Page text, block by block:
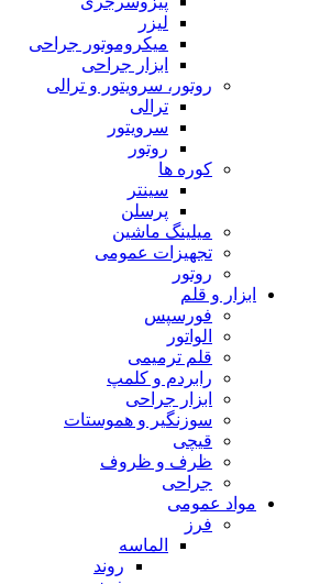
لیزر
میکروموتور جراحی
ابزار جراحی
روتور، سرویتور و ترالی
ترالی
سرویتور
روتور
کوره ها
سینتر
پرسلن
میلینگ ماشین
تجهیزات عمومی
روتور
ابزار و قلم
فورسپس
الواتور
قلم ترمیمی
رابردم و کلمپ
ابزار جراحی
سوزنگیر و هموستات
قیچی
ظرف و ظروف
جراحی
مواد عمومی
فرز
الماسه
روند